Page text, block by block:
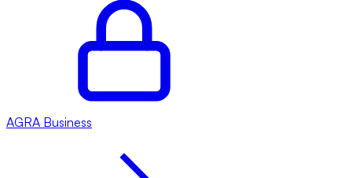
AGRA Business